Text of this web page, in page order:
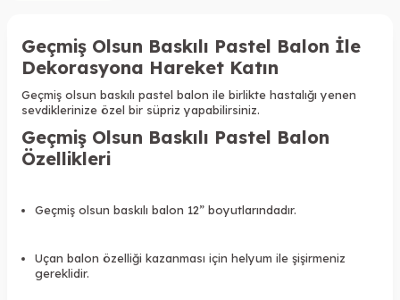
Geçmiş Olsun Baskılı Pastel Balon İle
Dekorasyona Hareket Katın
Geçmiş olsun baskılı pastel balon ile birlikte hastalığı yenen
sevdiklerinize özel bir süpriz yapabilirsiniz.
Geçmiş Olsun Baskılı Pastel Balon
Özellikleri
Geçmiş olsun baskılı balon 12” boyutlarındadır.
Uçan balon özelliği kazanması için helyum ile şişirmeniz
gereklidir.